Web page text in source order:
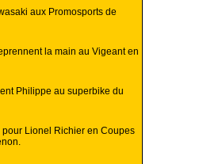
aux Promosports de
la main au Vigeant en
Philippe au superbike du
pour Lionel Richier en Coupes